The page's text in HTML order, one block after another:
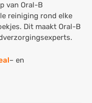
van Oral-B
reiniging rond elke
Dit maakt Oral-B
– en